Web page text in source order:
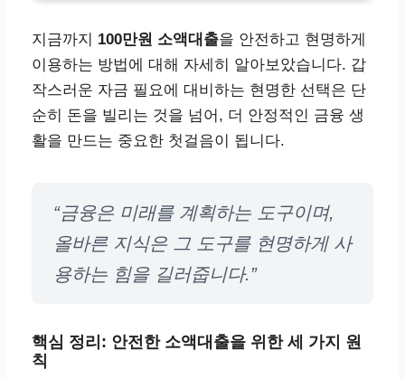
지금까지 100만원 소액대출을 안전하고 현명하게
이용하는 방법에 대해 자세히 알아보았습니다. 갑
작스러운 자금 필요에 대비하는 현명한 선택은 단
순히 돈을 빌리는 것을 넘어, 더 안정적인 금융 생
활을 만드는 중요한 첫걸음이 됩니다.
“금융은 미래를 계획하는 도구이며,
올바른 지식은 그 도구를 현명하게 사
용하는 힘을 길러줍니다.”
핵심 정리: 안전한 소액대출을 위한 세 가지 원
칙